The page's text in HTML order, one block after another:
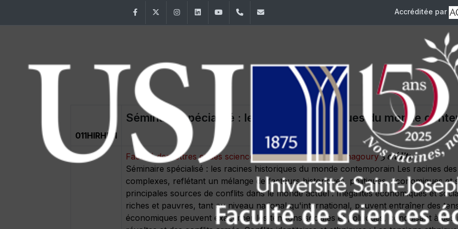
FacebookTwitter InstagramLinkedInYouTube+961 (1) 421 644 Accréditée par
011HIRHM1
Séminaire spécialisé : les racines historiques du monde
Faculté des lettres et des sciences humaines Ramez G. Chagoury3 crédits
Séminaire spécialisé : les racines historiques du monde contemporain Les racines
complexes, reflétant un mélange de facteurs historiques, politiques, économiques et
principales sources de conflits dans le monde actuel : Inégalités économiques et
riches et pauvres, tant au niveau national qu'international, peuvent entraîner des
économiques peuvent exacerber les tensions sociales et politiques, conduisant à